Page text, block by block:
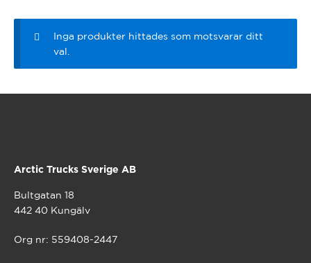
Inga produkter hittades som motsvarar ditt
val.
Arctic Trucks Sverige AB
Bultgatan 18
442 40 Kungälv
Org nr: 559408-2447